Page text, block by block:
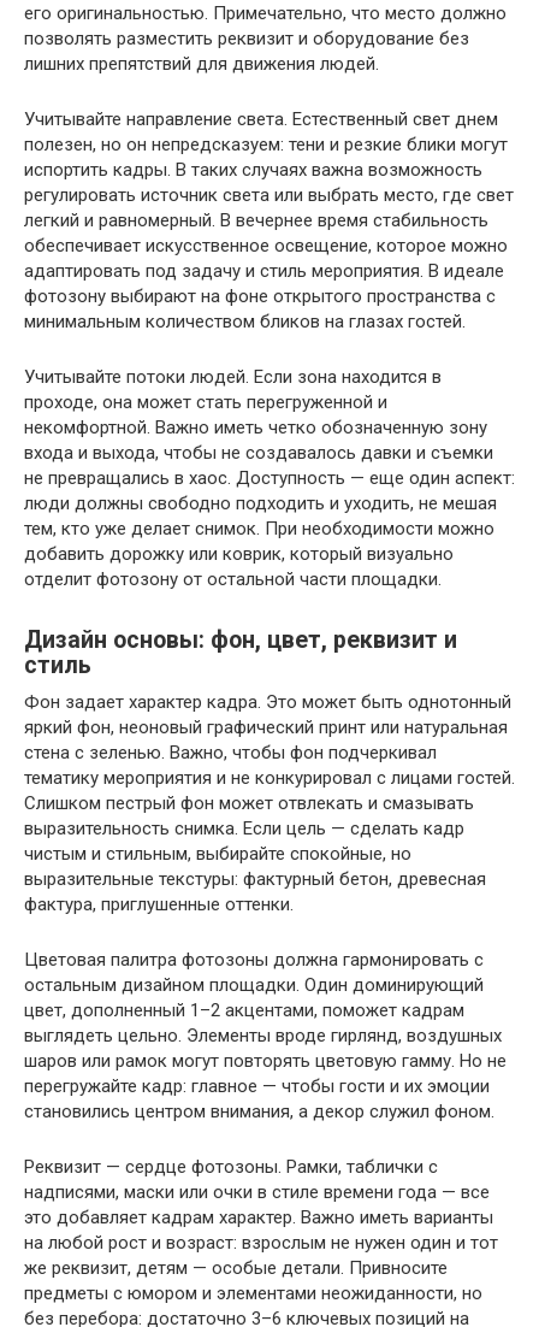
его оригинальностью. Примечательно, что место должно
позволять разместить реквизит и оборудование без
лишних препятствий для движения людей.
Учитывайте направление света. Естественный свет днем
полезен, но он непредсказуем: тени и резкие блики могут
испортить кадры. В таких случаях важна возможность
регулировать источник света или выбрать место, где свет
легкий и равномерный. В вечернее время стабильность
обеспечивает искусственное освещение, которое можно
адаптировать под задачу и стиль мероприятия. В идеале
фотозону выбирают на фоне открытого пространства с
минимальным количеством бликов на глазах гостей.
Учитывайте потоки людей. Если зона находится в
проходе, она может стать перегруженной и
некомфортной. Важно иметь четко обозначенную зону
входа и выхода, чтобы не создавалось давки и съемки
не превращались в хаос. Доступность — еще один аспект:
люди должны свободно подходить и уходить, не мешая
тем, кто уже делает снимок. При необходимости можно
добавить дорожку или коврик, который визуально
отделит фотозону от остальной части площадки.
Дизайн основы: фон, цвет, реквизит и
стиль
Фон задает характер кадра. Это может быть однотонный
яркий фон, неоновый графический принт или натуральная
стена с зеленью. Важно, чтобы фон подчеркивал
тематику мероприятия и не конкурировал с лицами гостей.
Слишком пестрый фон может отвлекать и смазывать
выразительность снимка. Если цель — сделать кадр
чистым и стильным, выбирайте спокойные, но
выразительные текстуры: фактурный бетон, древесная
фактура, приглушенные оттенки.
Цветовая палитра фотозоны должна гармонировать с
остальным дизайном площадки. Один доминирующий
цвет, дополненный 1–2 акцентами, поможет кадрам
выглядеть цельно. Элементы вроде гирлянд, воздушных
шаров или рамок могут повторять цветовую гамму. Но не
перегружайте кадр: главное — чтобы гости и их эмоции
становились центром внимания, а декор служил фоном.
Реквизит — сердце фотозоны. Рамки, таблички с
надписями, маски или очки в стиле времени года — все
это добавляет кадрам характер. Важно иметь варианты
на любой рост и возраст: взрослым не нужен один и тот
же реквизит, детям — особые детали. Привносите
предметы с юмором и элементами неожиданности, но
без перебора: достаточно 3–6 ключевых позиций на